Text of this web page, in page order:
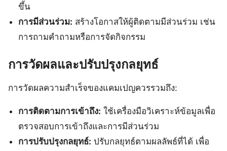
ขึ้น
การมีส่วนร่วม: สร้างโอกาสให้ผู้ติดตามมีส่วนร่วม เช่น
การถามคำถามหรือการจัดกิจกรรม
การวัดผลและปรับปรุงกลยุทธ์
การวัดผลความสำเร็จของแคมเปญควรรวมถึง:
การติดตามการเข้าถึง: ใช้เครื่องมือวิเคราะห์ข้อมูลเพื่อ
ตรวจสอบการเข้าถึงและการมีส่วนร่วม
การปรับปรุงกลยุทธ์: ปรับกลยุทธ์ตามผลลัพธ์ที่ได้ เพื่อ